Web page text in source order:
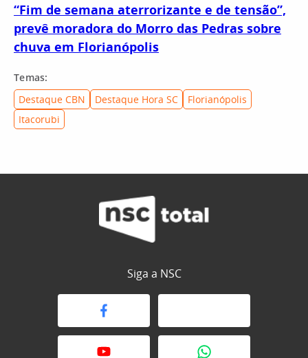
“Fim de semana aterrorizante e de tensão”,
prevê moradora do Morro das Pedras sobre
chuva em Florianópolis
Temas:
Destaque CBN
Destaque Hora SC
Florianópolis
Itacorubi
Siga a NSC